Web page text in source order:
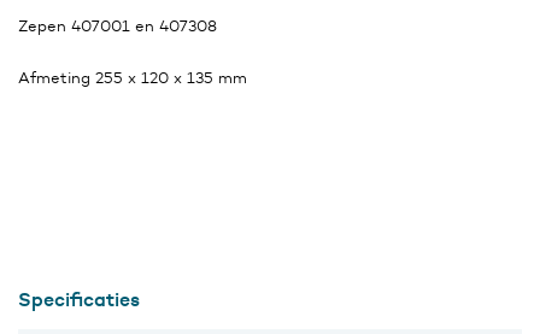
Zepen 407001 en 407308
Afmeting 255 x 120 x 135 mm
Specificaties